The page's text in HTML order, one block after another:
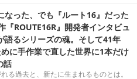
なった、でも『ルート16』だった
ROUTE16R』開発者インタビュ
語るシリーズの魂。そして41年
に手作業で直した世界に1本だけ
話
る過去と、新たに生まれるものとは。